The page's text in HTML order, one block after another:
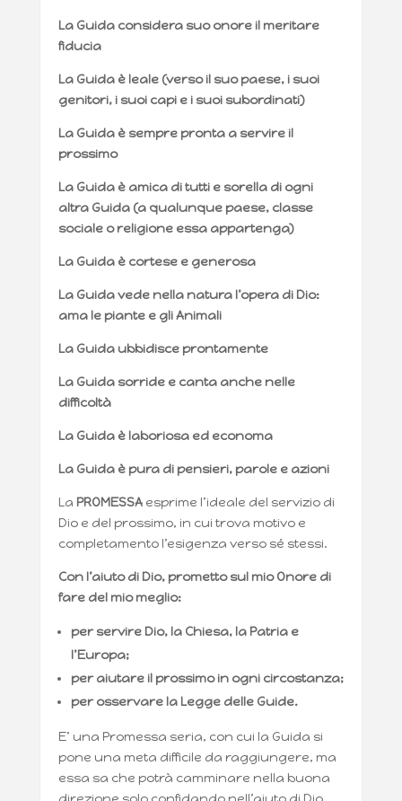
La Guida considera suo onore il meritare
fiducia
La Guida è leale (verso il suo paese, i suoi
genitori, i suoi capi e i suoi subordinati)
La Guida è sempre pronta a servire il
prossimo
La Guida è amica di tutti e sorella di ogni
altra Guida (a qualunque paese, classe
sociale o religione essa appartenga)
La Guida è cortese e generosa
La Guida vede nella natura l’opera di Dio:
ama le piante e gli Animali
La Guida ubbidisce prontamente
La Guida sorride e canta anche nelle
difficoltà
La Guida è laboriosa ed economa
La Guida è pura di pensieri, parole e azioni
La PROMESSAesprime l’ideale del servizio di
Dio e del prossimo, in cui trova motivo e
completamento l’esigenza verso sé stessi.
Con l’aiuto di Dio, prometto sul mio Onore di
fare del mio meglio:
per servire Dio, la Chiesa, la Patria e
l’Europa;
per aiutare il prossimo in ogni circostanza;
per osservare la Legge delle Guide.
E’ una Promessa seria, con cui la Guida si
pone una meta difficile da raggiungere, ma
essa sa che potrà camminare nella buona